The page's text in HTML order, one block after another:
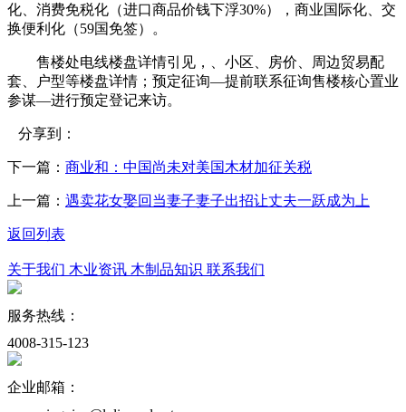
化、消费免税化（进口商品价钱下浮30%），商业国际化、交
换便利化（59国免签）。
售楼处电线楼盘详情引见，、小区、房价、周边贸易配
套、户型等楼盘详情；预定征询—提前联系征询售楼核心置业
参谋—进行预定登记来访。
分享到：
下一篇： 商业和：中国尚未对美国木材加征关税
上一篇： 遇卖花女娶回当妻子妻子出招让丈夫一跃成为上
返回列表
关于我们 木业资讯 木制品知识 联系我们
服务热线：
4008-315-123
企业邮箱：